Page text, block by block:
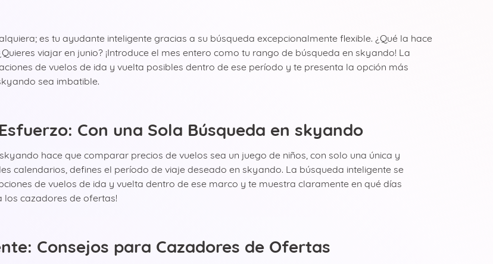
es tu ayudante inteligente gracias a su búsqueda excepcionalmente flexible. ¿Qué la hace
viajar en junio? ¡Introduce el mes entero como tu rango de búsqueda en skyando! La
de vuelos de ida y vuelta posibles dentro de ese período y te presenta la opción más
sea imbatible.
Con una Sola Búsqueda en skyando
hace que comparar precios de vuelos sea un juego de niños, con solo una única y
calendarios, defines el período de viaje deseado en skyando. La búsqueda inteligente se
de vuelos de ida y vuelta dentro de ese marco y te muestra claramente en qué días
los cazadores de ofertas!
Consejos para Cazadores de Ofertas